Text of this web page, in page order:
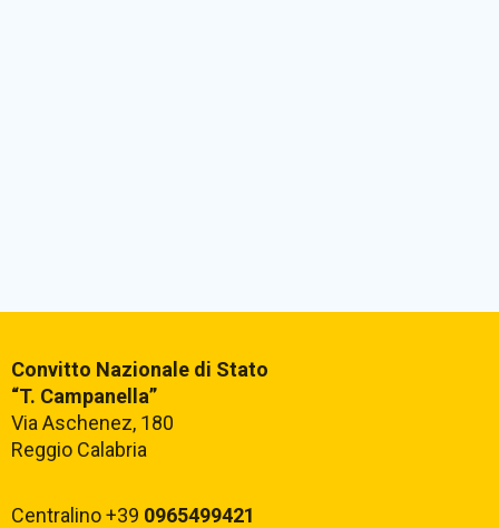
Convitto Nazionale di Stato
“T. Campanella”
Via Aschenez, 180
Reggio Calabria
Centralino +39 0965499421